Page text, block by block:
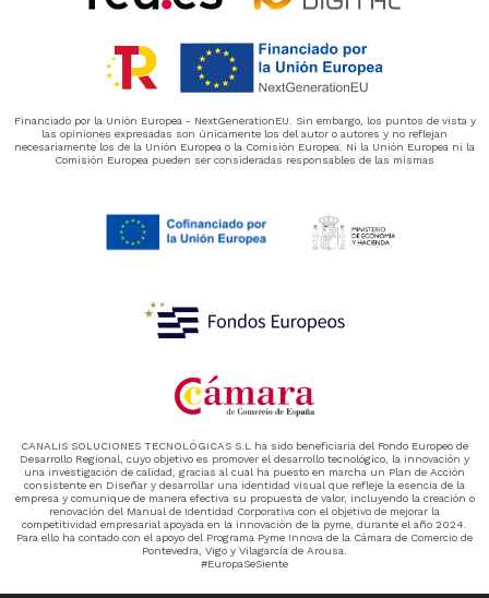
Financiado por la Unión Europea - NextGenerationEU. Sin embargo, los puntos de vista y
las opiniones expresadas son únicamente los del autor o autores y no reflejan
necesariamente los de la Unión Europea o la Comisión Europea. Ni la Unión Europea ni la
Comisión Europea pueden ser consideradas responsables de las mismas
CANALIS SOLUCIONES TECNOLÓGICAS S.L ha sido beneficiaria del Fondo Europeo de
Desarrollo Regional, cuyo objetivo es promover el desarrollo tecnológico, la innovación y
una investigación de calidad, gracias al cual ha puesto en marcha un Plan de Acción
consistente en Diseñar y desarrollar una identidad visual que refleje la esencia de la
empresa y comunique de manera efectiva su propuesta de valor, incluyendo la creación o
renovación del Manual de Identidad Corporativa con el objetivo de mejorar la
competitividad empresarial apoyada en la innovación de la pyme, durante el año 2024.
Para ello ha contado con el apoyo del Programa Pyme Innova de la Cámara de Comercio de
Pontevedra, Vigo y Vilagarcía de Arousa.
#EuropaSeSiente